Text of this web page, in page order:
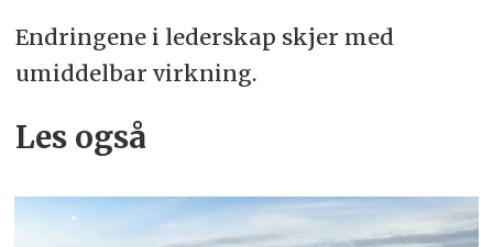
Endringene i lederskap skjer med
umiddelbar virkning.
Les også